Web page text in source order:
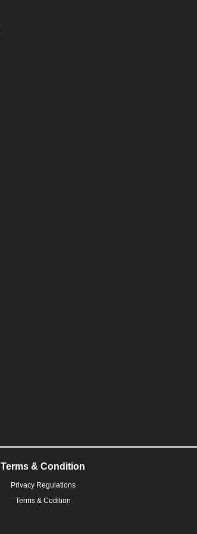
Terms & Condition
Privacy Regulations
Terms & Codition